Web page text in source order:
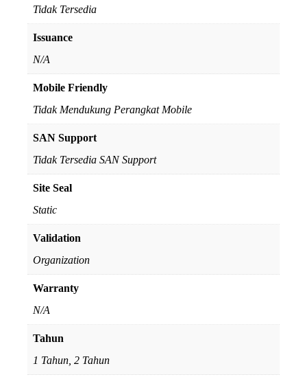
Tidak Tersedia
Issuance
N/A
Mobile Friendly
Tidak Mendukung Perangkat Mobile
SAN Support
Tidak Tersedia SAN Support
Site Seal
Static
Validation
Organization
Warranty
N/A
Tahun
1 Tahun, 2 Tahun